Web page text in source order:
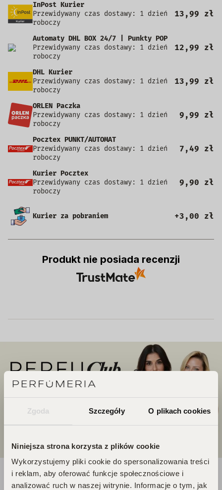
Zgoda Szczegóły O plikach cookies
Niniejsza strona korzysta z plików cookie
Wykorzystujemy pliki cookie do spersonalizowania treści
i reklam, aby oferować funkcje społecznościowe i
analizować ruch w naszej witrynie. Informacje o tym, jak
InPost Kurier
Przewidywany czas dostawy: 1 dzień
roboczy
13,99 zł
Automaty DHL BOX 24/7 | Punkty POP
Przewidywany czas dostawy: 1 dzień
roboczy
12,99 zł
DHL Kurier
Przewidywany czas dostawy: 1 dzień
roboczy
13,99 zł
ORLEN Paczka
Przewidywany czas dostawy: 1 dzień
roboczy
9,99 zł
Pocztex PUNKT/AUTOMAT
Przewidywany czas dostawy: 1 dzień
roboczy
7,49 zł
Kurier Pocztex
Przewidywany czas dostawy: 1 dzień
roboczy
9,90 zł
Kurier za pobraniem +3,00 zł
Produkt nie posiada recenzji
DOŁĄCZ DO ŚWIATA